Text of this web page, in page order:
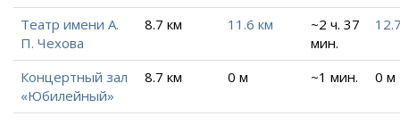
Театр имени А.
П. Чехова
8.7 км 11.6 км
~2 ч. 37
мин.
Концертный зал
«Юбилейный»
8.7 км 0 м ~1 мин. 0 м